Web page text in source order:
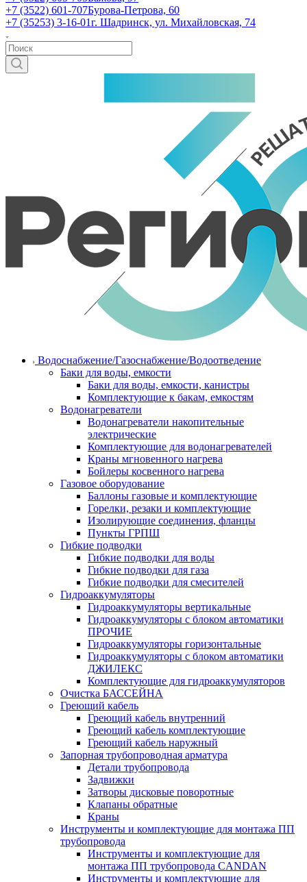
+7 (3522) 601-707Бурова-Петрова, 60
+7 (35253) 3-16-01г. Шадринск, ул. Михайловская, 74
Водоснабжение/Газоснабжение/Водоотведение
Баки для воды, емкости
Баки для воды, емкости, канистры
Комплектующие к бакам, емкостям
Водонагреватели
Водонагреватели накопительные
электрические
Комплектующие для водонагревателей
Краны мгновенного нагрева
Бойлеры косвенного нагрева
Газовое оборудование
Баллоны газовые и комплектующие
Горелки, резаки и комплектующие
Изолирующие соединения, фланцы
Пункты ГРПШ
Гибкие подводки
Гибкие подводки для воды
Гибкие подводки для газа
Гибкие подводки для смесителей
Гидроаккумуляторы
Гидроаккумуляторы вертикальные
Гидроаккумуляторы с блоком автоматики
ПРОЧИЕ
Гидроаккумуляторы горизонтальные
Гидроаккумуляторы с блоком автоматики
ДЖИЛЕКС
Комплектующие для гидроаккумуляторов
Очистка БАССЕЙНА
Греющий кабель
Греющий кабель внутренний
Греющий кабель комплектующие
Греющий кабель наружный
Запорная трубопроводная арматура
Детали трубопровода
Задвижки
Затворы дисковые поворотные
Клапаны обратные
Краны
Инструменты и комплектующие для монтажа ПП
трубопровода
Инструменты и комплектующие для
монтажа ПП трубопровода CANDAN
Инструменты и комплектующие для